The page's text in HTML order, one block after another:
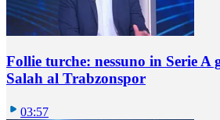
Follie turche: nessuno in Serie A
Salah al Trabzonspor
03:57